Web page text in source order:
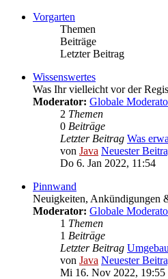
Vorgarten
Themen
Beiträge
Letzter Beitrag
Wissenswertes
Was Ihr vielleicht vor der
Moderator: Globale
2 Themen
0 Beiträge
Letzter Beitrag Was
von Java Neuester
Do 6. Jan 2022, 11:54
Pinnwand
Neuigkeiten, Ankündigungen
Moderator: Globale
1 Themen
1 Beiträge
Letzter Beitrag
von Java Neuester
Mi 16. Nov 2022, 19:55